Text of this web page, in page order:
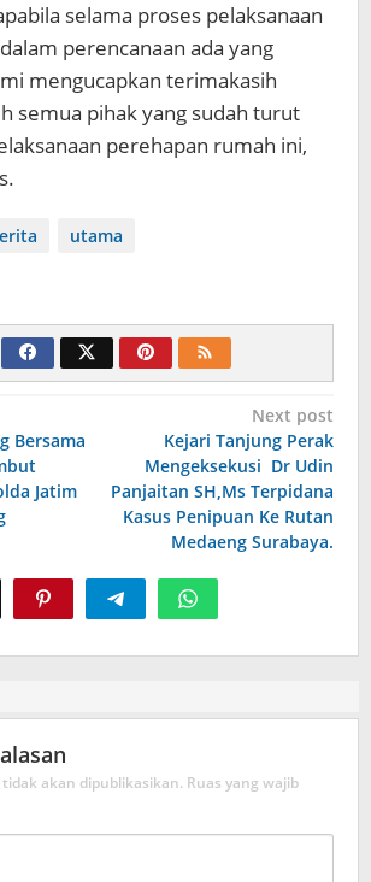
selama proses pelaksanaan
perencanaan ada yang
mengucapkan terimakasih
semua pihak yang sudah turut
perehapan rumah ini,
utama
Bersama
Jatim
Next post
Kejari Tanjung Perak
Mengeksekusi Dr Udin
Panjaitan SH,Ms Terpidana
Kasus Penipuan Ke Rutan
Medaeng Surabaya.
akan dipublikasikan. Ruas yang wajib